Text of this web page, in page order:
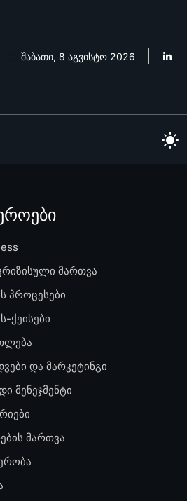
შაბათი, 8 აგვისტო 2026
მართვა
პროცესები
ქეისები
და მარკეტინგი
მენეჯმენტი
მართვა